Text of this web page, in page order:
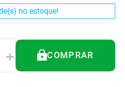
no estoque!
＋ COMPRAR